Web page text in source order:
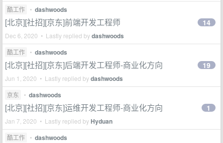
酷工作 • dashwoods
[北京][社招][京东]前端开发工程师
Dec 6, 2020 • Lastly replied bydashwoods
14
酷工作 • dashwoods
[北京][社招][京东]后端开发工程师-商业化方向
Jun 1, 2020 • Lastly replied bydashwoods
19
京东 • dashwoods
[北京][社招][京东]运维开发工程师-商业化方向
Jan 7, 2020 • Lastly replied byHyduan
1
酷工作 • dashwoods